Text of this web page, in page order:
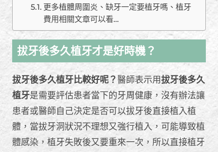
更多植體周圍炎、缺牙一定要植牙嗎、植牙
費用相關文章可以看…
拔牙後多久植牙才是好時機？
拔牙後多久植牙比較好呢？醫師表示用拔牙後多久
植牙是需要評估患者當下的牙周健康，沒有辦法讓
患者或醫師自己決定是否可以拔牙後直接植入植
體，當拔牙洞狀況不理想又強行植入，可能導致植
體感染，植牙失敗後又要重來一次，所以直接植牙